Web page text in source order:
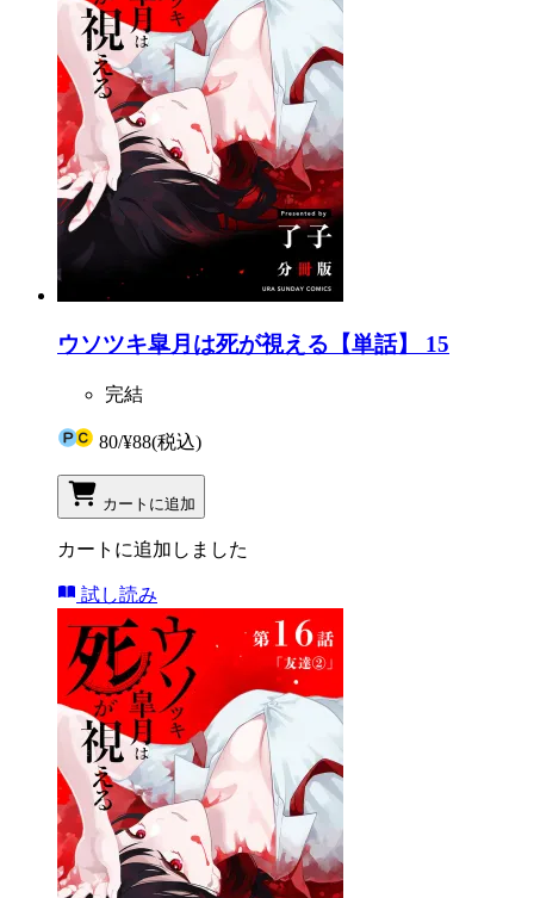
ウソツキ皐月は死が視える【単話】 15
完結
80/¥88(税込)
カートに追加
カートに追加しました
試し読み